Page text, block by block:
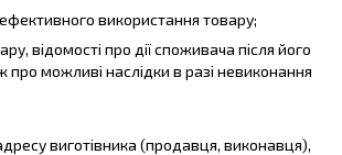
використання товару;
відомості про дії споживача після його
про можливі наслідки в разі невиконання
виготівника (продавця, виконавця),